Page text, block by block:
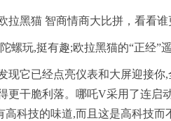
螺玩,挺有趣;欧拉黑猫的“正经”
现它已经点亮仪表和大屏迎接
更干脆利落。哪吒V采用了连启
高科技的味道,而且这是高科技